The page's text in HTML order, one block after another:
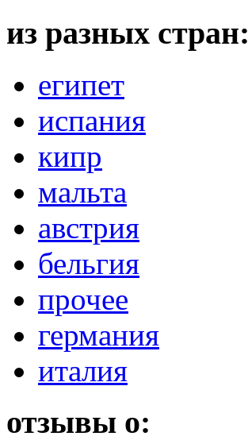
из разных стран:
египет
испания
кипр
мальта
австрия
бельгия
прочее
германия
италия
отзывы о: